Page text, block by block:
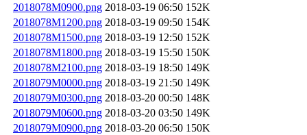
2018078M0900.png 2018-03-19 06:50 152K
2018078M1200.png 2018-03-19 09:50 154K
2018078M1500.png 2018-03-19 12:50 152K
2018078M1800.png 2018-03-19 15:50 150K
2018078M2100.png 2018-03-19 18:50 149K
2018079M0000.png 2018-03-19 21:50 149K
2018079M0300.png 2018-03-20 00:50 148K
2018079M0600.png 2018-03-20 03:50 149K
2018079M0900.png 2018-03-20 06:50 150K